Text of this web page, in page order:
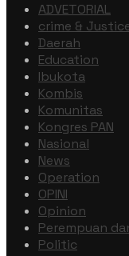
ADVETORIAL
crime &
Daerah
Education
Ibukota
Kombis
Komunitas
Kongres PAN
Nasional
News
Operation
OPINI
Opinion
Perempuan
Politic